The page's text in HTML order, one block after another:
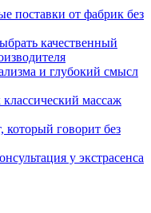
поставки от фабрик без
качественный
и глубокий смысл
массаж
который говорит без
у экстрасенса